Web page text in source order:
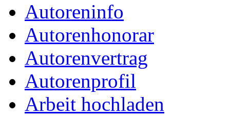
Autoreninfo
Autorenhonorar
Autorenvertrag
Autorenprofil
Arbeit hochladen